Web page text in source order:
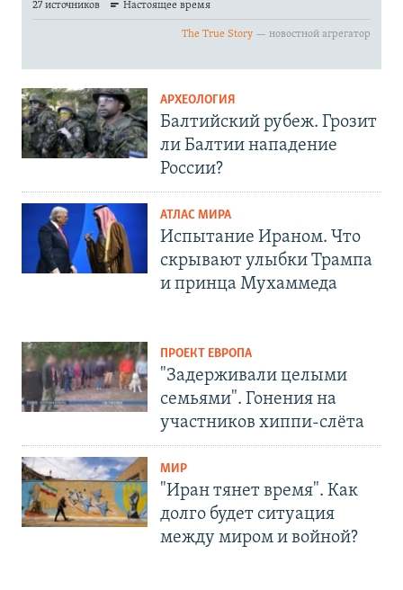
АРХЕОЛОГИЯ
Балтийский рубеж. Грозит
ли Балтии нападение
России?
АТЛАС МИРА
Испытание Ираном. Что
скрывают улыбки Трампа
и принца Мухаммеда
ПРОЕКТ ЕВРОПА
"Задерживали целыми
семьями". Гонения на
участников хиппи-слёта
МИР
"Иран тянет время". Как
долго будет ситуация
между миром и войной?